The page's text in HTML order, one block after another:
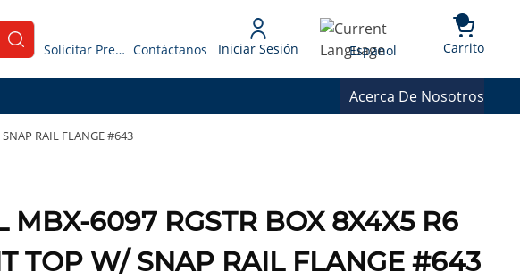
submit search
Solicitar Presupuesto Contáctanos Iniciar Sesión Language
Espanol Carrito{0}
Acerca De Nosotros
RAIL FLANGE #643
MBX-6097 RGSTR BOX 8X4X5 R6
TOP W/ SNAP RAIL FLANGE #643